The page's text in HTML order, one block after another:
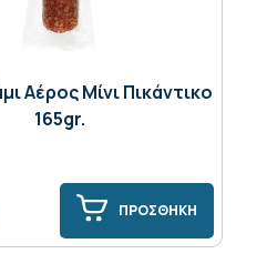
Αέρος Μίνι Πικάντικο
165gr.
ΠΡΟΣΘΗΚΗ